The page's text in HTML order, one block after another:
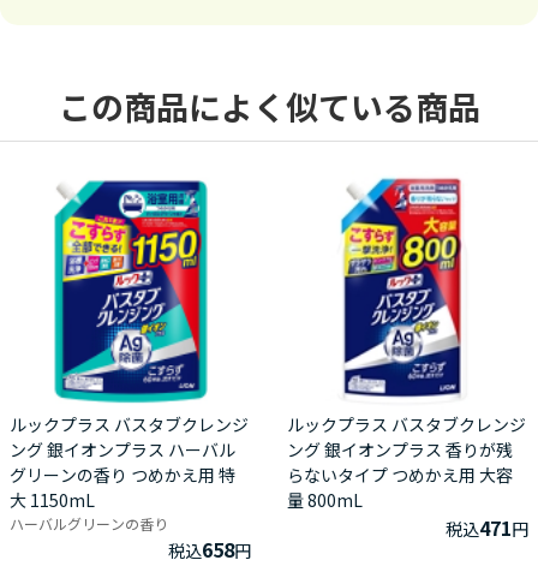
この商品によく似ている商品
ルックプラス バスタブクレンジ
ング 銀イオンプラス ハーバル
グリーンの香り つめかえ用 特
大 1150mL
ハーバルグリーンの香り
税込658円
ルックプラス バスタブクレンジ
ング 銀イオンプラス 香りが残
らないタイプ つめかえ用 大容
量 800mL
税込471円